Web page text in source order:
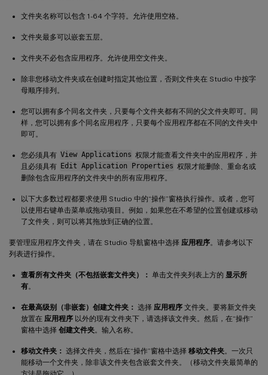
文件夹名称可以包含 1-64 个字符。允许使用空格。
文件夹最多可以嵌套五层。
文件夹不必包含应用程序。允许使用空文件夹。
除非您移动文件夹或在创建时指定其他位置，否则文件夹在 Studio 中按字
母顺序排列。
您可以拥有多个同名文件夹，只要每个文件夹都有不同的父文件夹即可。同
样，您可以拥有多个同名应用程序，只要每个应用程序都在不同的文件夹中
即可。
您必须具有 View Applications 权限才能查看文件夹中的应用程序，并
且必须具有 Edit Application Properties 权限才能删除、重命名或
删除包含应用程序的文件夹中的所有应用程序。
以下大多数过程都要求使用 Studio 中的“操作”窗格执行操作。或者，您可
以使用右键单击菜单或拖动项目。例如，如果您在不希望的位置创建或移动
了文件夹，则可以将其拖放到正确的位置。
要管理应用程序文件夹，请在 Studio 导航窗格中选择 应用程序。请参考以下
列表进行操作。
查看所有文件夹（不包括嵌套文件夹）： 单击文件夹列表上方的 显示所
有。
在最高级别（非嵌套）创建文件夹： 选择 应用程序 文件夹。要将新文件夹
放置在 应用程序 以外的现有文件夹下，请选择该文件夹。然后，在“操作”
窗格中选择 创建文件夹。输入名称。
移动文件夹： 选择文件夹，然后在“操作”窗格中选择 移动文件夹。一次只
能移动一个文件夹，除非该文件夹包含嵌套文件夹。（移动文件夹最简单的